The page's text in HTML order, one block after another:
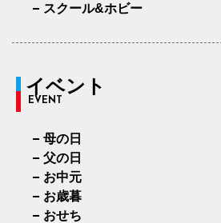
スクール&ホビー
イベント
EVENT
母の日
父の日
お中元
お歳暮
おせち